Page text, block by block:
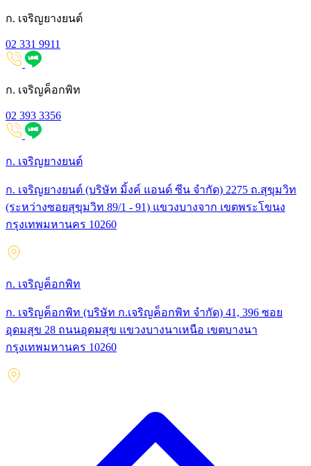
ก. เจริญยางยนต์
02 331 9911
ก. เจริญค็อกพิท
02 393 3356
ก. เจริญยางยนต์
ก. เจริญยางยนต์ (บริษัท มิ้งค์ แอนด์ ซีน จำกัด) 2275 ถ.สุขุมวิท
(ระหว่างซอยสุขุมวิท 89/1 - 91) แขวงบางจาก เขตพระโขนง
กรุงเทพมหานคร 10260
ก. เจริญค็อกพิท
ก. เจริญค็อกพิท (บริษัท ก.เจริญค็อกพิท จำกัด) 41, 396 ซอย
อุดมสุข 28 ถนนอุดมสุข แขวงบางนาเหนือ เขตบางนา
กรุงเทพมหานคร 10260